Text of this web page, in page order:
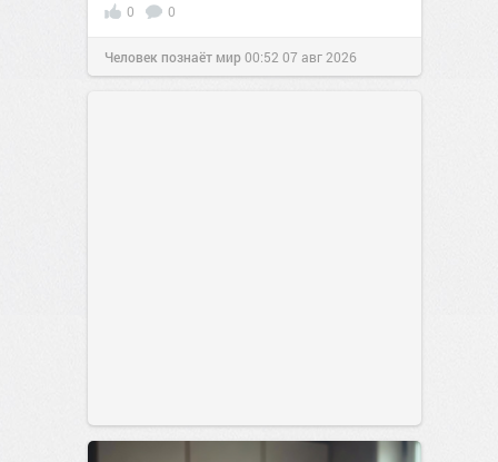
0 0
Человек познаёт мир00:52 07 авг 2026